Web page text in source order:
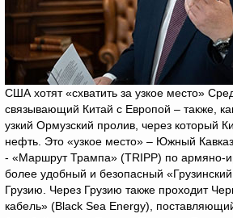
США хотят «схватить за узкое место»
связывающий Китай с Европой – также,
узкий Ормузский пролив, через который
нефть. Это «узкое место» – Южный
- «Маршрут Трампа» (TRIPP) по армяно-
более удобный и безопасный
Грузию. Через Грузию также проходит
кабель» (Black Sea Energy),